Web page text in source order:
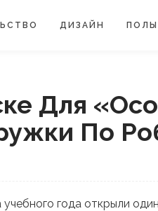
ДИЗАЙН ПОЛЫ
Для
По
учебного года открыли